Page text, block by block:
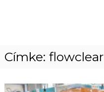
Címke: flowclear